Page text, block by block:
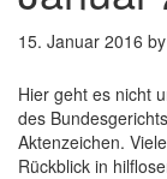
15. Januar 2016 by
Hier geht es nicht
des
Aktenzeichen.
Rückblick in